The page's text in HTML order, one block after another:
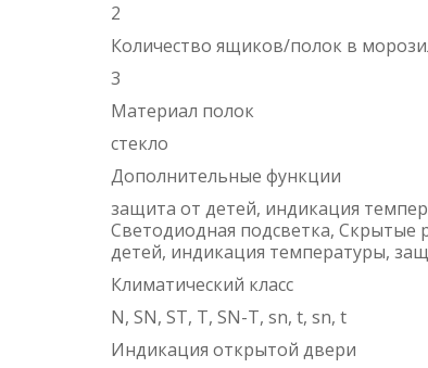
2
Количество ящиков/полок в
3
Материал полок
стекло
Дополнительные функции
защита от детей, индикация
Светодиодная подсветка, Скрытые
детей, индикация температуры,
Климатический класс
N, SN, ST, T, SN-T, sn, t, sn, t
Индикация открытой двери